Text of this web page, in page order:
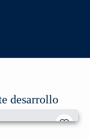
desarrollo